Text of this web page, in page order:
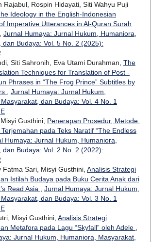
Rajabul, Rospin Hidayati, Siti Wahyu Puji
Ideology in the English-Indonesian
Imperative Utterances in Al-Quran Surah
, Jurnal Humaya: Jurnal Hukum, Humaniora,
dan Budaya: Vol. 5 No. 2 (2025):
Siti Sahronih, Eva Utami Durahman, The
Techniques for Translation of Post -
Phrases in “The Frog Prince” Subtitles by
, Jurnal Humaya: Jurnal Hukum,
dan Budaya: Vol. 4 No. 1
Gusthini, Penerapan Prosedur, Metode,
pada Teks Naratif “The Endless
Humaya: Jurnal Hukum, Humaniora,
dan Budaya: Vol. 2 No. 2 (2022):
Fatma Sari, Misyi Gusthini, Analisis Strategi
Istilah Budaya pada Buku Cerita Anak dari
Read Asia , Jurnal Humaya: Jurnal Hukum,
dan Budaya: Vol. 3 No. 1
Misyi Gusthini, Analisis Strategi
Metafora pada Lagu “Skyfall” oleh Adele ,
Jurnal Hukum, Humaniora, Masyarakat,